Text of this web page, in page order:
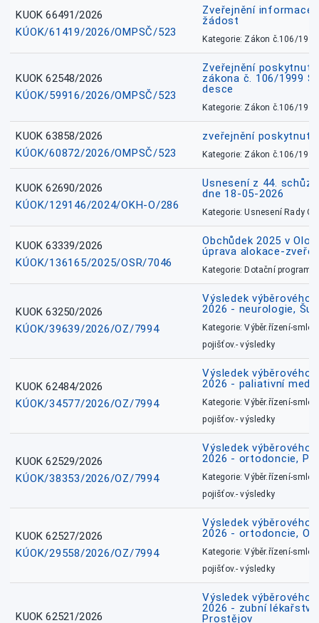
KUOK 66491/2026
KÚOK/61419/2026/OMPSČ/523
Zveřejnění informace
žádost
Kategorie: Zákon č.106/1999
KUOK 62548/2026
KÚOK/59916/2026/OMPSČ/523
Zveřejnění
zákona č. 106/1999
desce
Kategorie: Zákon č.106/1999
KUOK 63858/2026
KÚOK/60872/2026/OMPSČ/523
zveřejnění
Kategorie: Zákon č.106/1999
KUOK 62690/2026
KÚOK/129146/2024/OKH-O/286
Usnesení z 44.
dne 18-05-2026
Kategorie: Usnesení Rady
KUOK 63339/2026
KÚOK/136165/2025/OSR/7046
Obchůdek 2025 v
úprava alokace-
Kategorie: Dotační
KUOK 63250/2026
KÚOK/39639/2026/OZ/7994
Výsledek výběrového
2026 - neurologie,
Kategorie: Výběr.řízení-
pojišťov.- výsledky
KUOK 62484/2026
KÚOK/34577/2026/OZ/7994
Výsledek výběrového
2026 - paliativní
Kategorie: Výběr.řízení-
pojišťov.- výsledky
KUOK 62529/2026
KÚOK/38353/2026/OZ/7994
Výsledek výběrového
2026 - ortodoncie,
Kategorie: Výběr.řízení-
pojišťov.- výsledky
KUOK 62527/2026
KÚOK/29558/2026/OZ/7994
Výsledek výběrového
2026 - ortodoncie,
Kategorie: Výběr.řízení-
pojišťov.- výsledky
KUOK 62521/2026
Výsledek výběrového
2026 - zubní
Prostějov